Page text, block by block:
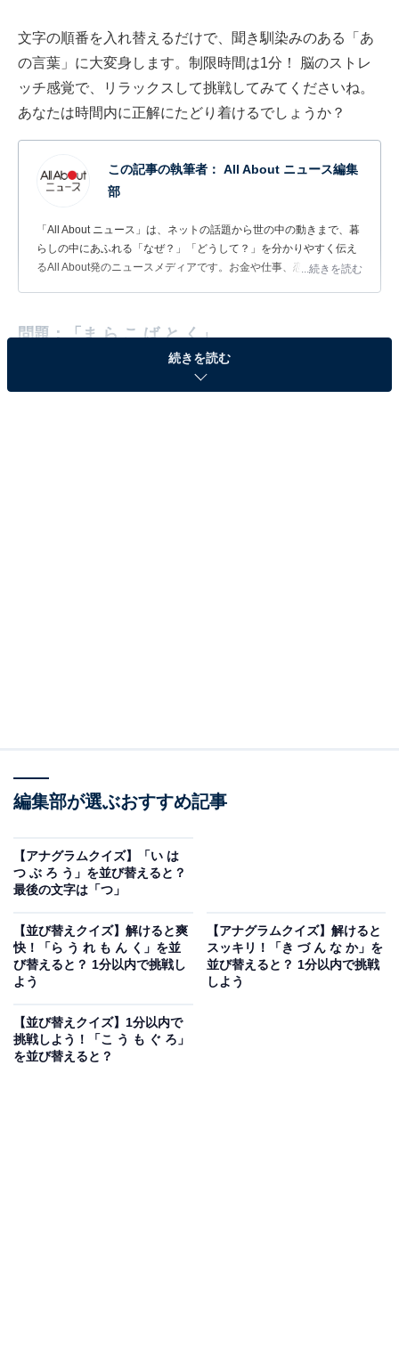
文字の順番を入れ替えるだけで、聞き馴染みのある「あ
の言葉」に大変身します。制限時間は1分！ 脳のストレ
ッチ感覚で、リラックスして挑戦してみてくださいね。
あなたは時間内に正解にたどり着けるでしょうか？
この記事の執筆者： All About ニュース編集
部
「All About ニュース」は、ネットの話題から世の中の動きまで、暮
らしの中にあふれる「なぜ？」「どうして？」を分かりやすく伝え
るAll About発のニュースメディアです。お金や仕事、恋愛、ITに関
...続きを読む
問題：「ま ら こ ば と く」
ま ら こ ば と く
あわせて読みたい
並び替えると？ 最後の文字は「つ」
あわせて読みたい
び替えると？ 最後の文字は「ん」
続きを読む
編集部が選ぶおすすめ記事
【アナグラムクイズ】「い は
つ ぶ ろ う」を並び替えると？
最後の文字は「つ」
【並び替えクイズ】解けると爽
快！「ら う れ も ん く」を並
び替えると？ 1分以内で挑戦し
よう
【アナグラムクイズ】解けると
スッキリ！「き づ ん な か」を
並び替えると？ 1分以内で挑戦
しよう
【並び替えクイズ】1分以内で
挑戦しよう！「こ う も ぐ ろ」
を並び替えると？